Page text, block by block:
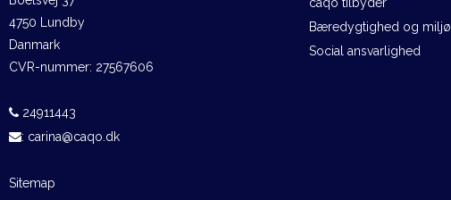
4750 Lundby
Danmark
CVR-nummer: 27567606
24911443
: carina@caqo.dk
Sitemap
caqo tilbyder
Bæredygtighed og miljø
Social ansvarlighed